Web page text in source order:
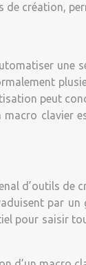
de création,
une
peut
macro
d’outils
par
pour saisir